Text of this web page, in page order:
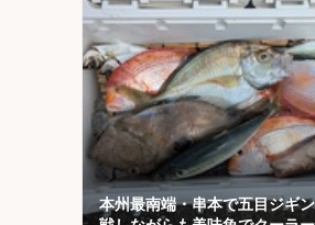
本州最南端・串本で五目ジギ